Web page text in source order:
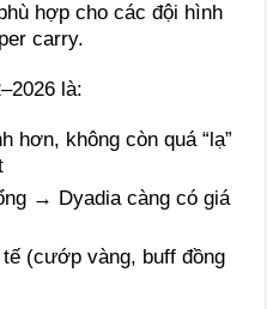
hợp cho các đội hình
carry.
là:
hơn, không còn quá “lạ”
→ Dyadia càng có giá
(cướp vàng, buff đồng